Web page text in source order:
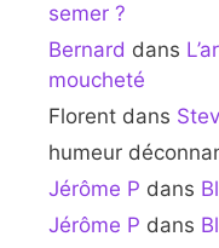
semer ?
Bernard dans
moucheté
Florent dans
humeur
Jérôme P dans
Jérôme P dans